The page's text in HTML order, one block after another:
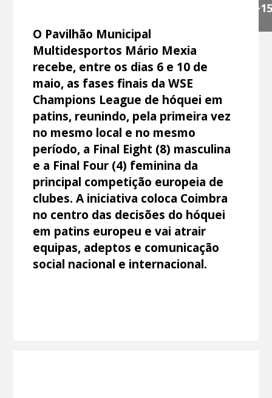
+15
O Pavilhão Municipal
Multidesportos Mário Mexia
recebe, entre os dias 6 e 10 de
maio, as fases finais da WSE
Champions League de hóquei em
patins, reunindo, pela primeira vez
no mesmo local e no mesmo
período, a Final Eight (8) masculina
e a Final Four (4) feminina da
principal competição europeia de
clubes. A iniciativa coloca Coimbra
no centro das decisões do hóquei
em patins europeu e vai atrair
equipas, adeptos e comunicação
social nacional e internacional.